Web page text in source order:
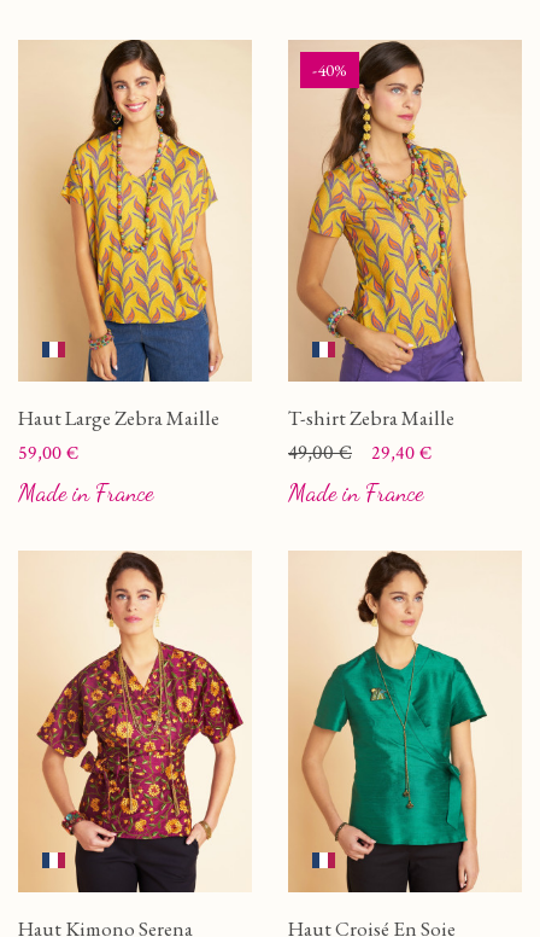
Haut Large Zebra Maille
Prix
59,00 €
Made in France
-40%
T-shirt Zebra Maille
Prix
Prix de base
49,00 € 29,40 €
Made in France
Haut Kimono Serena
Haut Croisé En Soie